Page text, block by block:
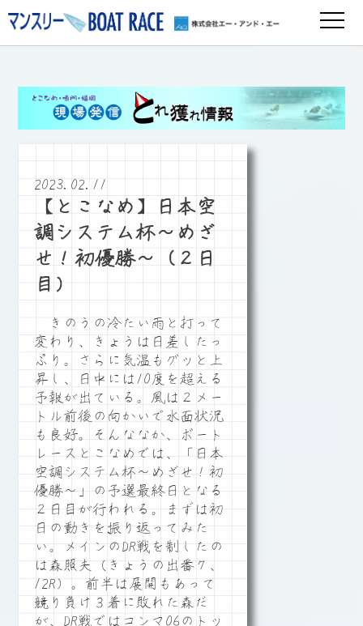
2023.02.11
【とこなめ】日本空
調システム杯～めざ
せ！初優勝～（２日
目）
きのうの冷たい雨と打って
変わり、きょうは日差したっ
ぷり。さらに気温もグッと上
昇し、日中には10度を超える
予報が出ている。風は２メー
トル前後の向かいで水面状況
も良好。そんななか、ボート
レースとこなめでは、「日本
空調システム杯～めざせ！初
優勝～」の予選最終日となる
２日目が行われる。まずは初
日の動きを振り返ってみた
い。メインのDR戦を制したの
は森照夫（きょうの出番７、
12R）。前半は展開もあって
競り負け３着に敗れた森だ
が、DR戦ではコンマ06のトッ